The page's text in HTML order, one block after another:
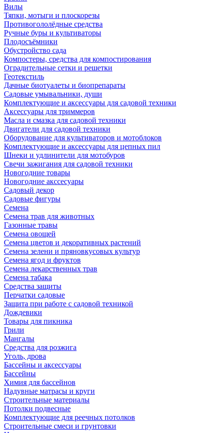
Вилы
Тяпки, мотыги и плоскорезы
Противогололёдные средства
Ручные буры и культиваторы
Плодосъёмники
Обустройство сада
Компостеры, средства для компостирования
Оградительные сетки и решетки
Геотекстиль
Дачные биотуалеты и биопрепараты
Садовые умывальники, души
Комплектующие и аксессуары для садовой техники
Аксессуары для триммеров
Масла и смазка для садовой техники
Двигатели для садовой техники
Оборудование для культиваторов и мотоблоков
Комплектующие и аксессуары для цепных пил
Шнеки и удлинители для мотобуров
Свечи зажигания для садовой техники
Новогодние товары
Новогодние акссесуары
Садовый декор
Садовые фигуры
Семена
Семена трав для животных
Газонные травы
Семена овощей
Семена цветов и декоративных растений
Семена зелени и пряновкусовых культур
Семена ягод и фруктов
Семена лекарственных трав
Семена табака
Средства защиты
Перчатки садовые
Защита при работе с садовой техникой
Дождевики
Товары для пикника
Грили
Мангалы
Средства для розжига
Уголь, дрова
Бассейны и аксессуары
Бассейны
Химия для бассейнов
Надувные матрасы и круги
Строительные материалы
Потолки подвесные
Комплектующие для реечных потолков
Строительные смеси и грунтовки